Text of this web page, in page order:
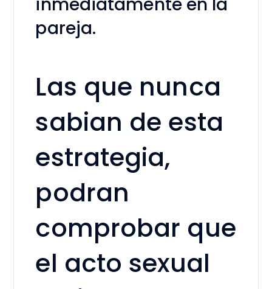
inmediatamente en la
pareja.
Las que nunca
sabian de esta
estrategia,
podran
comprobar que
el acto sexual